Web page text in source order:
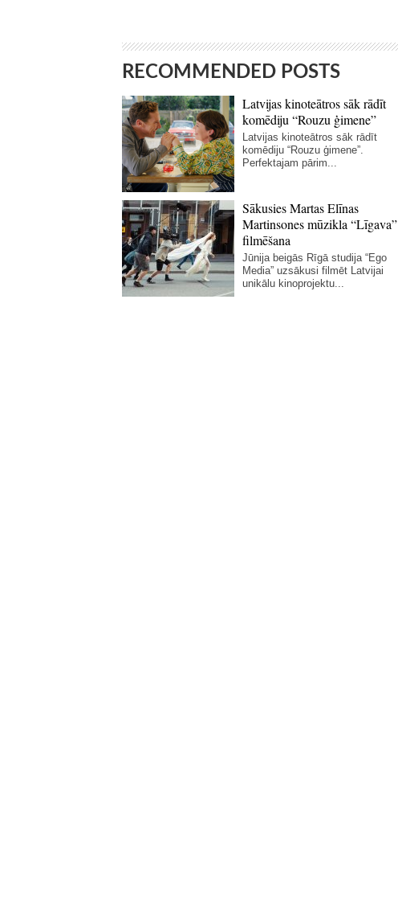
RECOMMENDED POSTS
Latvijas kinoteātros sāk rādīt
komēdiju “Rouzu ģimene”
Latvijas kinoteātros sāk rādīt
komēdiju “Rouzu ģimene”.
Perfektajam pārim...
Sākusies Martas Elīnas
Martinsones mūzikla “Līgava”
filmēšana
Jūnija beigās Rīgā studija “Ego
Media” uzsākusi filmēt Latvijai
unikālu kinoprojektu...